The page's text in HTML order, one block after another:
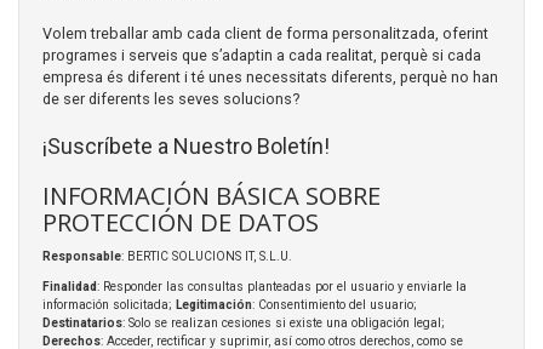
Volem treballar amb cada client de forma personalitzada, oferint
programes i serveis que s’adaptin a cada realitat, perquè si cada
empresa és diferent i té unes necessitats diferents, perquè no han
de ser diferents les seves solucions?
¡Suscríbete a Nuestro Boletín!
INFORMACIÓN BÁSICA SOBRE
PROTECCIÓN DE DATOS
Responsable: BERTIC SOLUCIONS IT, S.L.U.
Finalidad: Responder las consultas planteadas por el usuario y enviarle la
información solicitada; Legitimación: Consentimiento del usuario;
Destinatarios: Solo se realizan cesiones si existe una obligación legal;
Derechos: Acceder, rectificar y suprimir, así como otros derechos, como se